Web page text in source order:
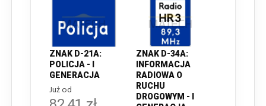
ZNAK D-21A:
POLICJA - I
GENERACJA
Już od
ZNAK D-34A:
INFORMACJA
RADIOWA O
RUCHU
DROGOWYM - I